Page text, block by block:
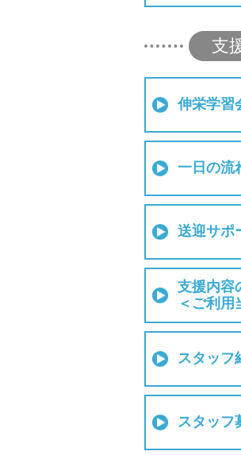
支
伸栄学習
一日の流
送迎サポ
支援内容
＜ご利用
スタッフ
スタッフ